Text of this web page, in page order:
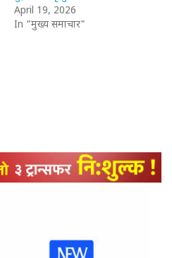
April 19, 2026
In "मुख्य समाचार"